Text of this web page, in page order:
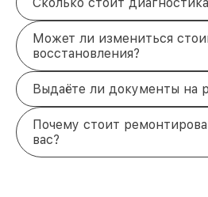
Может ли измениться
восстановления?
Выдаёте ли документы на
Почему стоит
вас?